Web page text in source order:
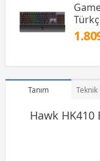
Tanım
Hawk HK410